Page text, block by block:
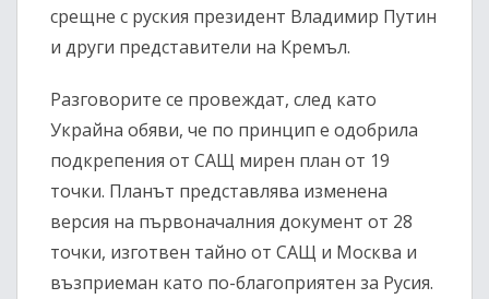
срещне с руския президент Владимир Путин
и други представители на Кремъл.
Разговорите се провеждат, след като
Украйна обяви, че по принцип е одобрила
подкрепения от САЩ мирен план от 19
точки. Планът представлява изменена
версия на първоначалния документ от 28
точки, изготвен тайно от САЩ и Москва и
възприеман като по-благоприятен за Русия.